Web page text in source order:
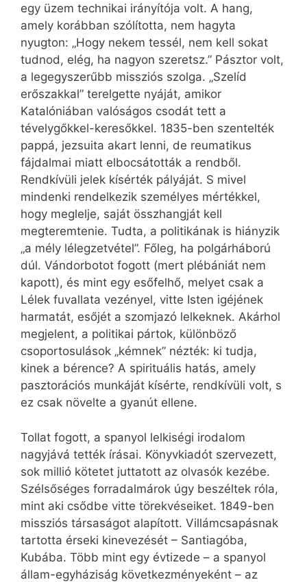
egy üzem technikai irányítója volt. A hang,
amely korábban szólította, nem hagyta
nyugton: „Hogy nekem tessél, nem kell sokat
tudnod, elég, ha nagyon szeretsz.” Pásztor volt,
a legegyszerűbb missziós szolga. „Szelíd
erőszakkal” terelgette nyáját, amikor
Katalóniában valóságos csodát tett a
tévelygőkkel-keresőkkel. 1835-ben szentelték
pappá, jezsuita akart lenni, de reumatikus
fájdalmai miatt elbocsátották a rendből.
Rendkívüli jelek kísérték pályáját. S mivel
mindenki rendelkezik személyes mértékkel,
hogy meglelje, saját összhangját kell
megteremtenie. Tudta, a politikának is hiányzik
„a mély lélegzetvétel”. Főleg, ha polgárháború
dúl. Vándorbotot fogott (mert plébániát nem
kapott), és mint egy esőfelhő, melyet csak a
Lélek fuvallata vezényel, vitte Isten igéjének
harmatát, esőjét a szomjazó lelkeknek. Akárhol
megjelent, a politikai pártok, különböző
csoportosulások „kémnek” nézték: ki tudja,
kinek a bérence? A spirituális hatás, amely
pasztorációs munkáját kísérte, rendkívüli volt, s
ez csak növelte a gyanút ellene.
Tollat fogott, a spanyol lelkiségi irodalom
nagyjává tették írásai. Könyvkiadót szervezett,
sok millió kötetet juttatott az olvasók kezébe.
Szélsőséges forradalmárok úgy beszéltek róla,
mint aki csődbe vitte törekvéseiket. 1849-ben
missziós társaságot alapított. Villámcsapásnak
tartotta érseki kinevezését – Santiagóba,
Kubába. Több mint egy évtizede – a spanyol
állam-egyháziság következményeként – az